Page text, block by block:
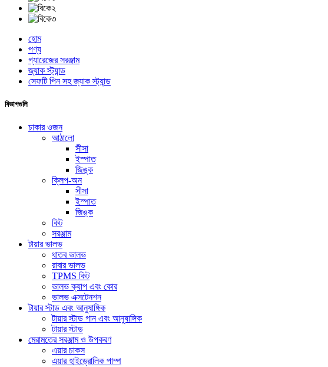
হোম
পণ্য
গ্যারেজের সরঞ্জাম
জ্যাক স্ট্যান্ড
সেফটি পিন সহ জ্যাক স্ট্যান্ড
বিভাগগুলি
চাকার ওজন
আঠালো
সীসা
ইস্পাত
জিঙ্ক
ক্লিপ-অন
সীসা
ইস্পাত
জিঙ্ক
কিট
সরঞ্জাম
টায়ার ভালভ
ধাতব ভালভ
রাবার ভালভ
TPMS কিট
ভালভ ক্যাপ এবং কোর
ভালভ এক্সটেনশন
টায়ার স্টাড এবং আনুষাঙ্গিক
টায়ার স্টাড গান এবং আনুষাঙ্গিক
টায়ার স্টাড
মেরামতের সরঞ্জাম ও উপকরণ
এয়ার চাকস
এয়ার হাইড্রোলিক পাম্প